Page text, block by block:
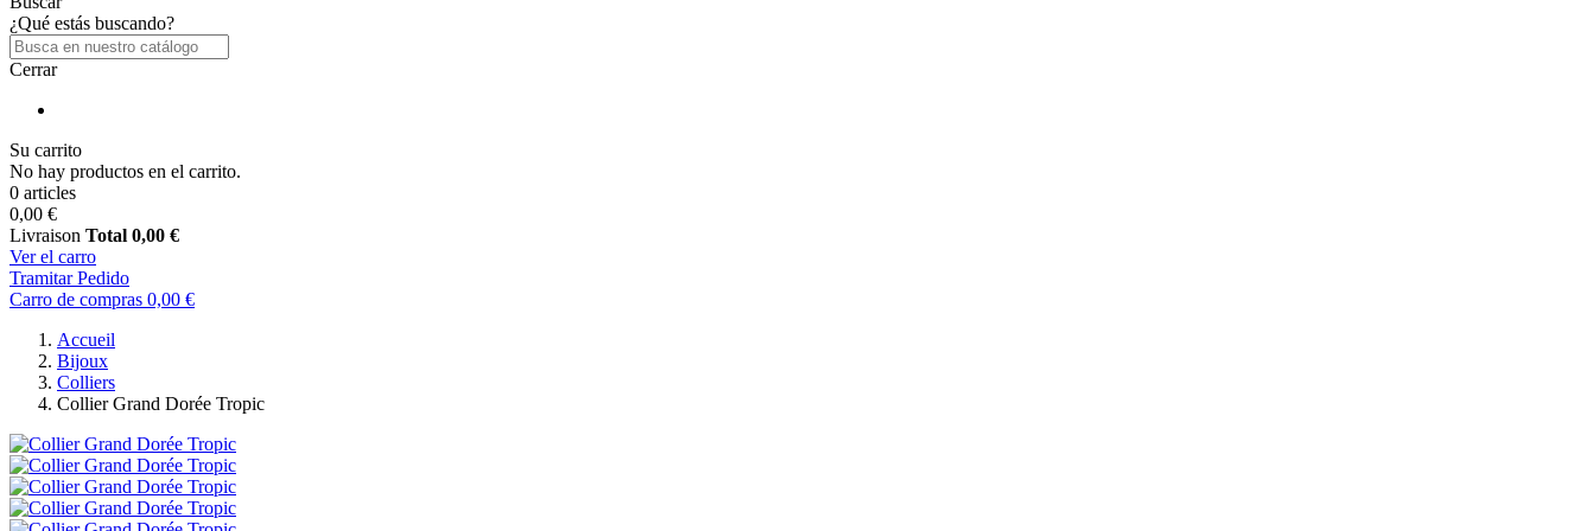
¿Qué estás buscando?
Cerrar
Su carrito
No hay productos en el carrito.
0 articles
0,00 €
Livraison Total 0,00 €
Ver el carro
Tramitar Pedido
Carro de compras 0,00 €
Accueil
Bijoux
Colliers
Collier Grand Dorée Tropic